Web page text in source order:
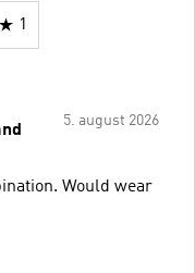
1
5. august 2026
Would wear